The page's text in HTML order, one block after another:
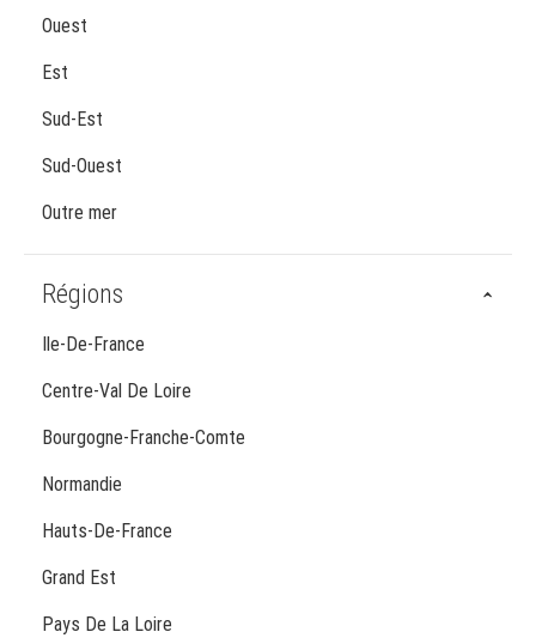
Ouest
Est
Sud-Est
Sud-Ouest
Outre mer
Régions
Ile-De-France
Centre-Val De Loire
Bourgogne-Franche-Comte
Normandie
Hauts-De-France
Grand Est
Pays De La Loire